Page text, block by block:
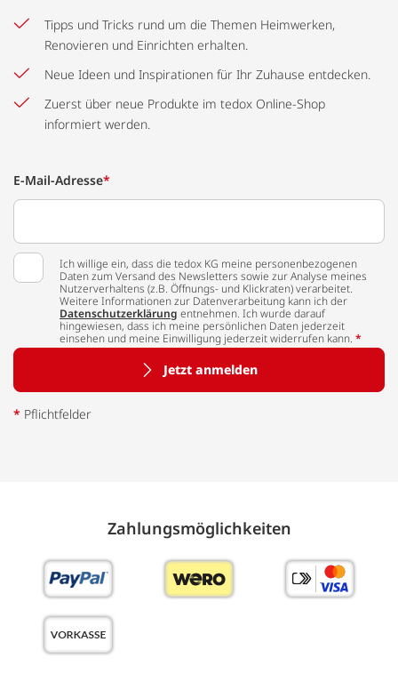
Tipps und Tricks rund um die Themen Heimwerken,
Renovieren und Einrichten erhalten.
Neue Ideen und Inspirationen für Ihr Zuhause entdecken.
Zuerst über neue Produkte im tedox Online-Shop
informiert werden.
E-Mail-Adresse*
Ich willige ein, dass die tedox KG meine personenbezogenen
Daten zum Versand des Newsletters sowie zur Analyse meines
Nutzerverhaltens (z.B. Öffnungs- und Klickraten) verarbeitet.
Weitere Informationen zur Datenverarbeitung kann ich der
Datenschutzerklärung entnehmen. Ich wurde darauf
hingewiesen, dass ich meine persönlichen Daten jederzeit
einsehen und meine Einwilligung jederzeit widerrufen kann. *
Jetzt anmelden
* Pflichtfelder
Zahlungs­möglich­keiten